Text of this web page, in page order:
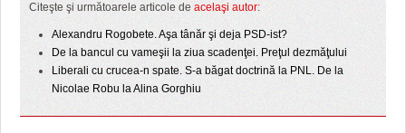
Citeşte şi următoarele articole de acelaşi autor:
Alexandru Rogobete. Aşa tânăr şi deja PSD-ist?
De la bancul cu vameşii la ziua scadenţei. Preţul dezmăţului
Liberali cu crucea-n spate. S-a băgat doctrină la PNL. De la
Nicolae Robu la Alina Gorghiu